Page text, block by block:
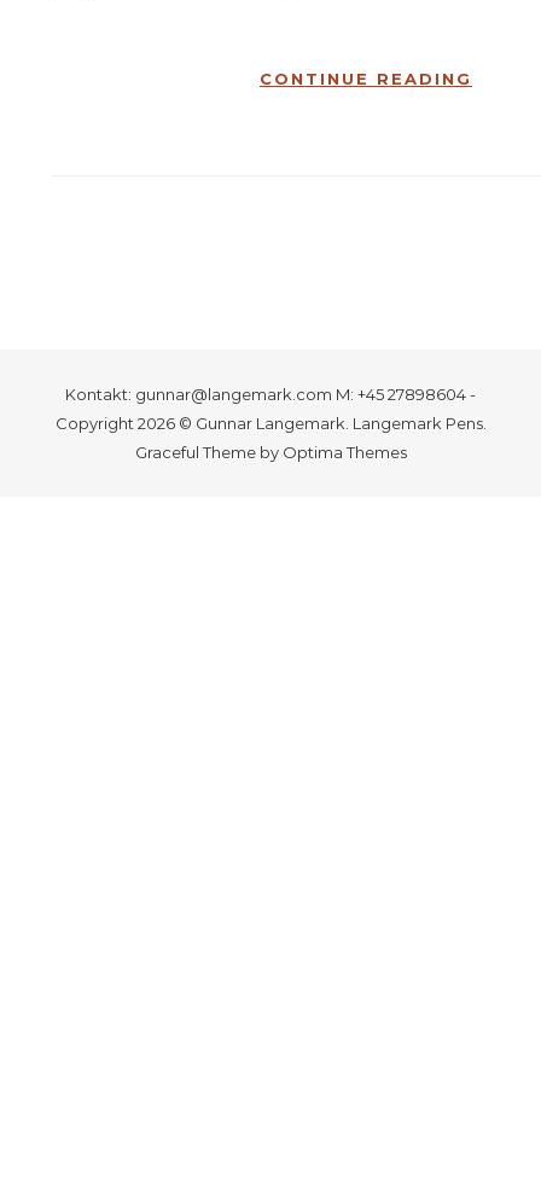
CONTINUE READING
Kontakt: gunnar@langemark.com M: +45 27898604 -
Copyright 2026 © Gunnar Langemark. Langemark Pens.
Graceful Theme by Optima Themes